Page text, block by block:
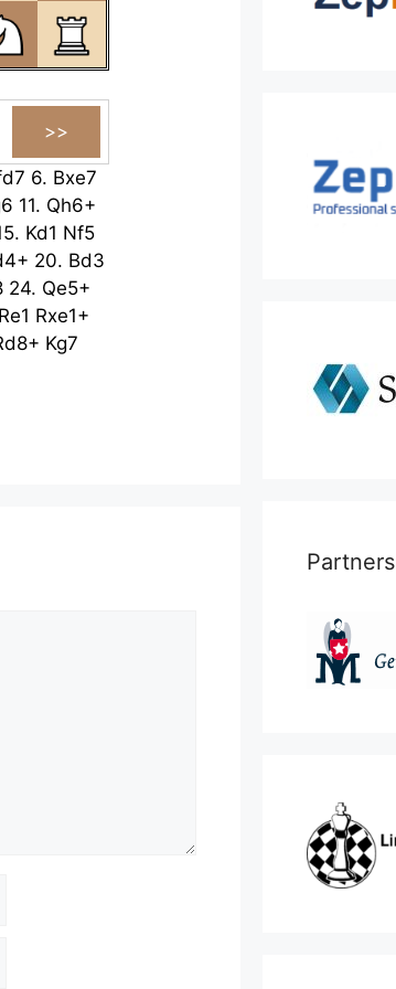
6. Bxe7
11. Qh6+
Kd1 Nf5
20. Bd3
24. Qe5+
Re1 Rxe1+
Kg7
Partners